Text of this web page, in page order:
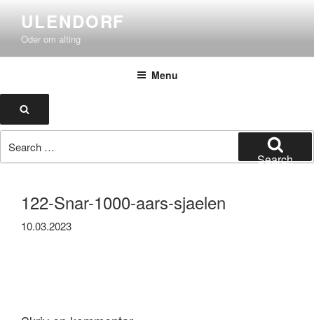
content
ULENDORF
Oder om alting
Menu
for:
Search
122-Snar-1000-aars-sjaelen
10.03.2023